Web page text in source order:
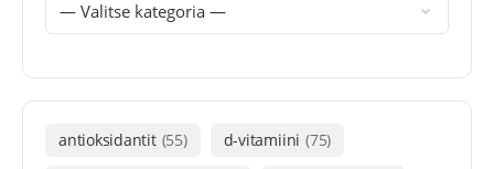
antioksidantit (55) d-vitamiini (75)